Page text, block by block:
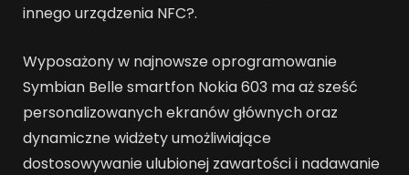
innego urządzenia NFC?.
Wyposażony w najnowsze oprogramowanie
Symbian Belle smartfon Nokia 603 ma aż sześć
personalizowanych ekranów głównych oraz
dynamiczne widżety umożliwiające
dostosowywanie ulubionej zawartości i nadawanie